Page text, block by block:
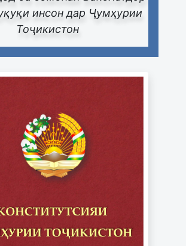
инсон дар Ҷумҳурии
Тоҷикистон